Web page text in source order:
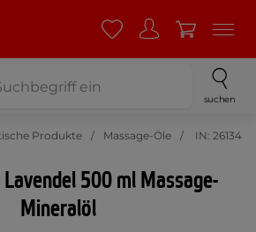
suchen
Produkte Massage-Öle IN: 26134
500 ml Massage-
Mineralöl